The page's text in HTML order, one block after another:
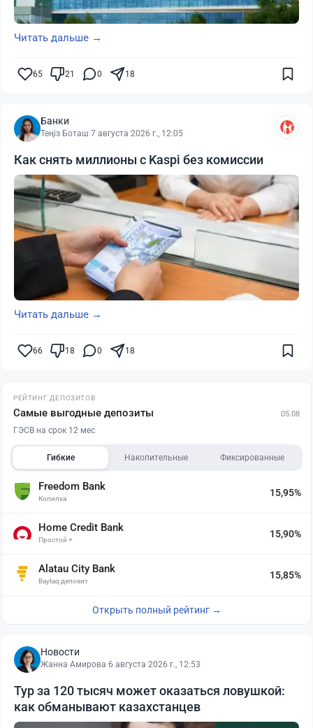
Читать дальше →
65 21 0 18
Банки
Теңіз Боташ·7 августа 2026 г., 12:05
Как снять миллионы с Kaspi без комиссии
Читать дальше →
66 18 0 18
РЕЙТИНГ ДЕПОЗИТОВ
Самые выгодные депозиты 05.08
ГЭСВ на срок 12 мес
Гибкие Накопительные Фиксированные
Freedom Bank
Копилка
15,95%
Home Credit Bank
Простой +
15,90%
Alatau City Bank
Baytaq депозит
15,85%
Открыть полный рейтинг →
Новости
Жанна Амирова·6 августа 2026 г., 12:53
Тур за 120 тысяч может оказаться ловушкой:
как обманывают казахстанцев